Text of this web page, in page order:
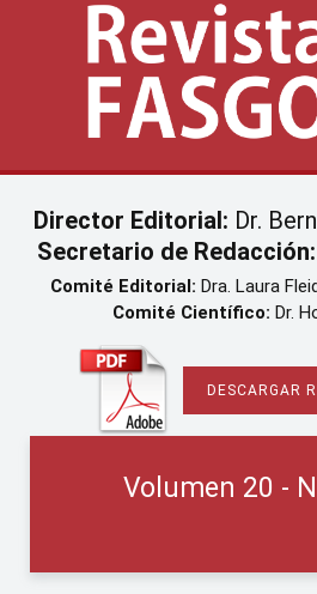
Director Editorial: Dr.
Secretario de Redacción:
Comité Editorial: Dra. Laura
Comité Científico: Dr.
DESCARGAR
Volumen 20 -